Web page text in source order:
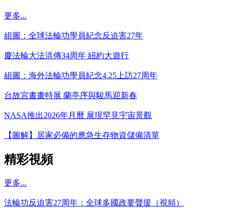
更多...
組圖：全球法輪功學員紀念反迫害27年
慶法輪大法洪傳34周年 紐約大遊行
組圖：海外法輪功學員紀念4.25上訪27周年
台故宮書畫特展 蘭亭序與駿馬迎新春
NASA推出2026年月曆 展現罕見宇宙景觀
【圖解】居家必備的應急生存物資儲備清單
精彩視頻
更多...
法輪功反迫害27周年：全球多國政要聲援（視頻）